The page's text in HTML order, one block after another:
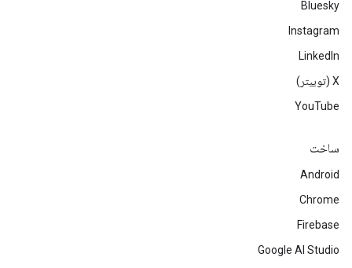
Bluesky
Instagram
LinkedIn
‫X (توییتر)
YouTube
ساخت
Android
Chrome
Firebase
Google AI Studio